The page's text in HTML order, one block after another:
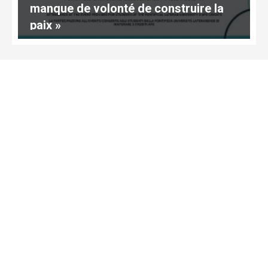
manque de volonté de construire la
paix »